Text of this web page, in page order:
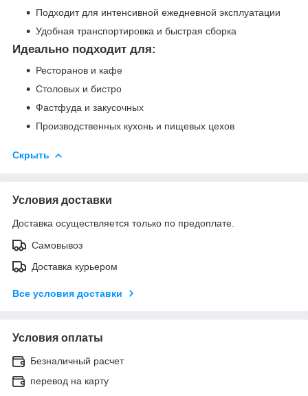
Подходит для интенсивной ежедневной эксплуатации
Удобная транспортировка и быстрая сборка
Идеально подходит для:
Ресторанов и кафе
Столовых и бистро
Фастфуда и закусочных
Производственных кухонь и пищевых цехов
Скрыть
Условия доставки
Доставка осуществляется только по предоплате.
Самовывоз
Доставка курьером
Все условия доставки
Условия оплаты
Безналичный расчет
перевод на карту